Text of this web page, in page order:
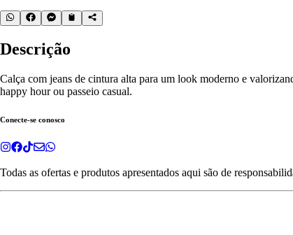
Descrição
Calça com jeans de cintura alta para um look moderno e
happy hour ou passeio casual.
Conecte-se conosco
Todas as ofertas e produtos apresentados aqui são de